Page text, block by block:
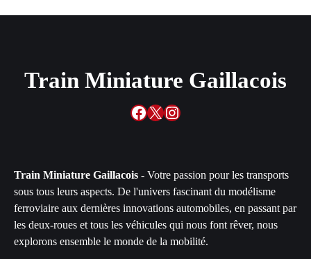
Train Miniature Gaillacois
Facebook
X Instagram
Train Miniature Gaillacois - Votre passion pour les transports
sous tous leurs aspects. De l'univers fascinant du modélisme
ferroviaire aux dernières innovations automobiles, en passant par
les deux-roues et tous les véhicules qui nous font rêver, nous
explorons ensemble le monde de la mobilité.